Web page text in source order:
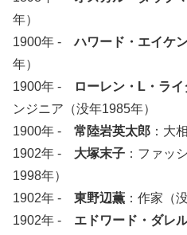
年）
1900年 -ハワード・エイケ
年）
1900年 -
ローレン・L・ライ
ンジニア（没年1985年）
1900年 - 常陸岩英太郎 ：大
1902年 - 大塚末子 ：ファッ
1998年）
1902年 - 東野辺薫 ：作家（
1902年 - エドワード・ダレ